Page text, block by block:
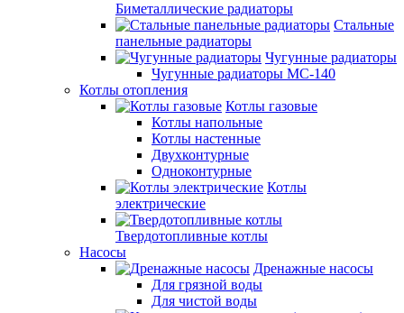
Биметаллические радиаторы
Стальные
панельные радиаторы
Чугунные радиаторы
Чугунные радиаторы МС-140
Котлы отопления
Котлы газовые
Котлы напольные
Котлы настенные
Двухконтурные
Одноконтурные
Котлы
электрические
Твердотопливные котлы
Насосы
Дренажные насосы
Для грязной воды
Для чистой воды